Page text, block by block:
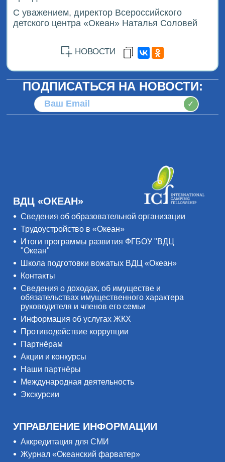
С уважением, директор Всероссийского
детского центра «Океан» Наталья Соловей
НОВОСТИ
ПОДПИСАТЬСЯ НА НОВОСТИ:
✓
ВДЦ «ОКЕАН»
Сведения об образовательной организации
Трудоустройство в «Океан»
Итоги программы развития ФГБОУ "ВДЦ
"Океан"
Школа подготовки вожатых ВДЦ «Океан»
Контакты
Сведения о доходах, об имуществе и
обязательствах имущественного характера
руководителя и членов его семьи
Информация об услугах ЖКХ
Противодействие коррупции
Партнёрам
Акции и конкурсы
Наши партнёры
Международная деятельность
Экскурсии
УПРАВЛЕНИЕ ИНФОРМАЦИИ
Аккредитация для СМИ
Журнал «Океанский фарватер»